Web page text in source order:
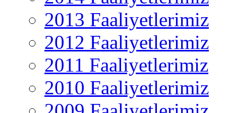
2013 Faaliyetlerimiz
2012 Faaliyetlerimiz
2011 Faaliyetlerimiz
2010 Faaliyetlerimiz